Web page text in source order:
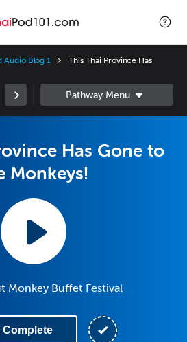
Audio Blog 1
This Thai Province Has
Has Gone to
Monkeys!
Monkey Buffet Festival
Complete